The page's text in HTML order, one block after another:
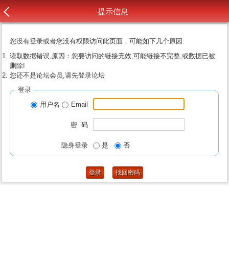
提示信息
您没有登录或者您没有权限访问此页面，可能如下几个原因:
读取数据错误,原因：您要访问的链接无效,可能链接不完整,或数据已被
删除!
您还不是论坛会员,请先登录论坛
登录
用户名
Email
密 码
隐身登录 是 否